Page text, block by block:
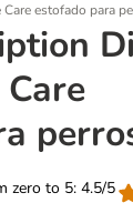
estofado para
zero to 5: 4.5/5